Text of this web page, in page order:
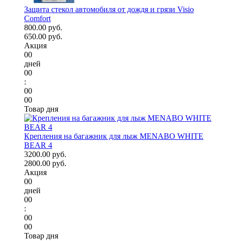
Защита стекол автомобиля от дождя и грязи Visio
Comfort
800.00 руб.
650.00 руб.
Акция
00
дней
00
:
00
00
Товар дня
Крепления на багажник для лыж MENABO WHITE
BEAR 4
3200.00 руб.
2800.00 руб.
Акция
00
дней
00
:
00
00
Товар дня